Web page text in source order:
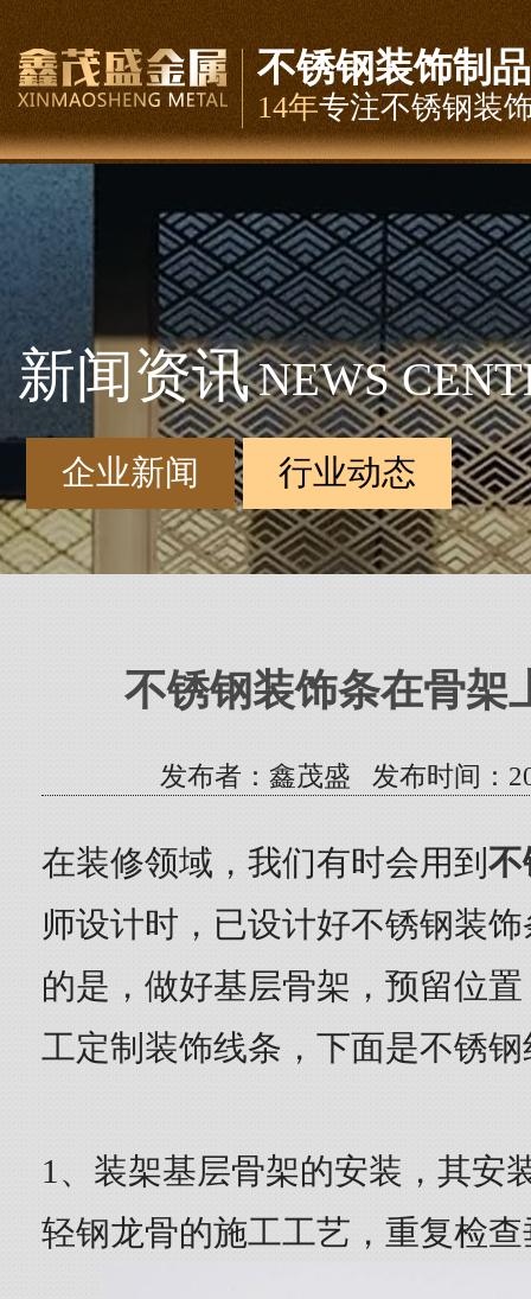
不锈钢装饰制品
14年专注不锈钢装
新闻资讯NEWS
企业新闻 行业动态
不锈钢装饰条在骨架
发布者：鑫茂盛 发布时间：
在装修领域，我们有时会用到 不
师设计时，已设计好不锈钢装
的是，做好基层骨架，预留位
工定制装饰线条，下面是不锈
1、装架基层骨架的安装，其安
轻钢龙骨的施工工艺，重复检